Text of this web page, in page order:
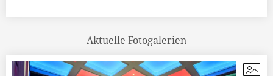
Aktuelle Fotogalerien